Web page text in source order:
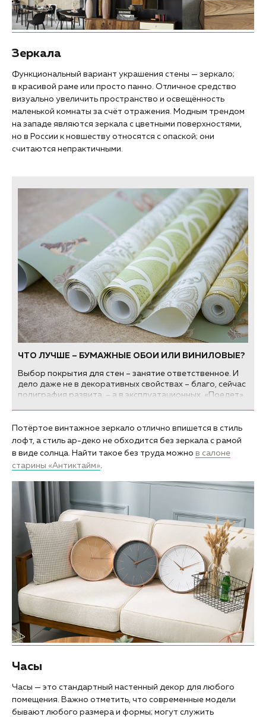
Зеркала
Функциональный вариант украшения стены — зеркало;
в красивой раме или просто панно. Отличное средство
визуально увеличить пространство и освещённость
маленькой комнаты за счёт отражения. Модным трендом
на западе являются зеркала с цветными поверхностями,
но в России к новшеству относятся с опаской; они
считаются непрактичными.
ЧТО ЛУЧШЕ – БУМАЖНЫЕ ОБОИ ИЛИ ВИНИЛОВЫЕ?
Выбор покрытия для стен – занятие ответственное. И
дело даже не в декоративных свойствах – благо, сейчас
полиграфия развита, – а в эксплуатационных. «Поедет»
покрытием – все это зависит от основного материала и
покрытия. Какие обои лучше – бумажные или
виниловые? Давайте разберемся.
Потёртое винтажное зеркало отлично впишется в стиль
лофт, а стиль ар-деко не обходится без зеркала с рамой
в виде солнца. Найти такое без труда можно в салоне
старины «Антиктайм».
Часы
Часы — это стандартный настенный декор для любого
помещения. Важно отметить, что современные модели
бывают любого размера и формы; могут служить